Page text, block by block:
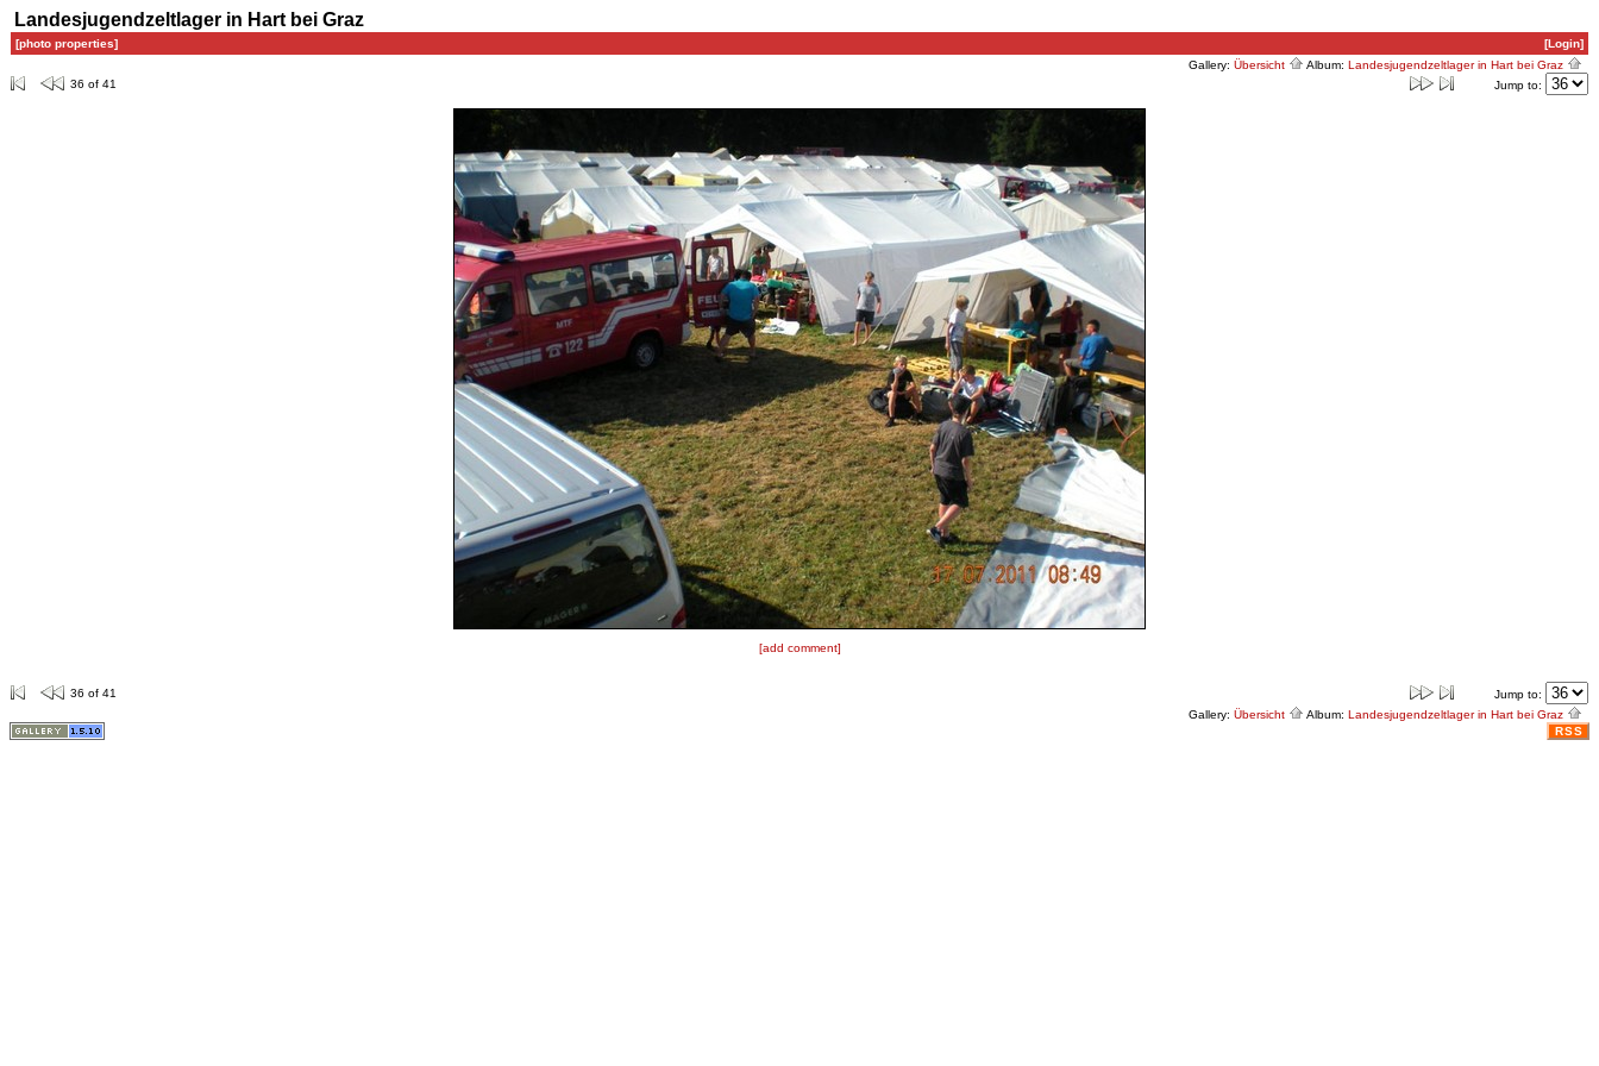
Landesjugendzeltlager in Hart bei Graz
[photo properties]
[Login]
Gallery: Übersicht Album: Landesjugendzeltlager in Hart bei Graz
36 of 41
Jump to:
[add comment]
36 of 41
Jump to:
Gallery: Übersicht Album: Landesjugendzeltlager in Hart bei Graz
RSS